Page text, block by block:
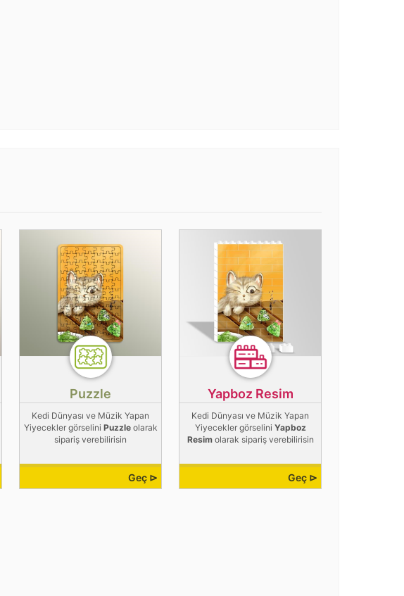
Puzzle
Kedi Dünyası ve Müzik Yapan
Yiyecekler görselini Puzzleolarak
sipariş verebilirisin
Geç ⊳
Yapboz Resim
Kedi Dünyası ve Müzik Yapan
Yiyecekler görselini Yapboz
Resimolarak sipariş verebilirisin
Geç ⊳